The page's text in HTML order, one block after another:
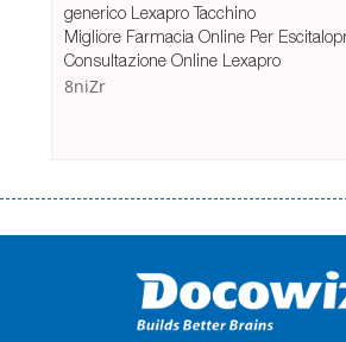
generico Lexapro Tacchino
Migliore Farmacia Online Per
Consultazione Online Lexapro
8niZr
оформляти кредит в банку, значить Вам
загальна тривалість процесу, втрата
іншого. Завдяки сучасній технології
отримати позику до зарплати на картку на